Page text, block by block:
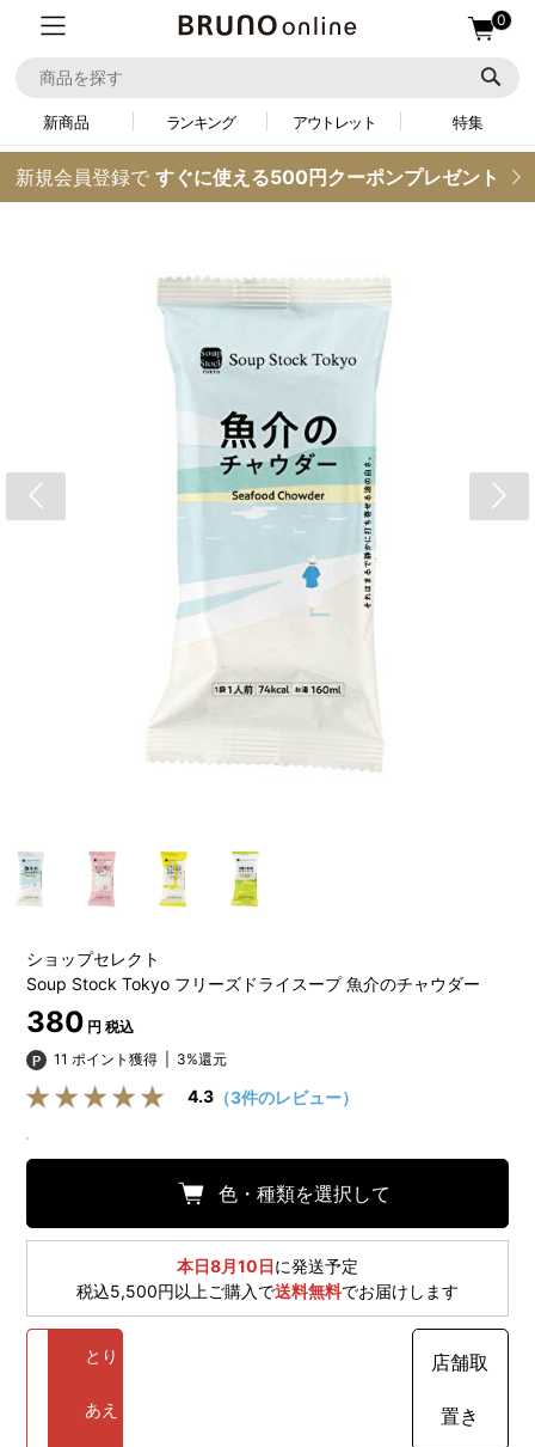
0
新商品 ランキング アウトレット 特集
新規会員登録で すぐに使える500円クーポンプレゼント
ショップセレクト
Soup Stock Tokyo フリーズドライスープ 魚介のチャウダー
380 円 税込
11 ポイント獲得
3%還元
4.3 （3件のレビュー）
色・種類を選択して
本日8月10日に発送予定
税込5,500円以上ご購入で送料無料でお届けします
とり
あえ
店舗取
置き